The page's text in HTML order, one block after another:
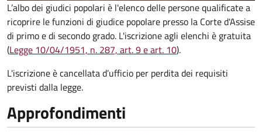
L’albo dei giudici popolari è l'elenco delle persone qualificate a
ricoprire le funzioni di giudice popolare presso la Corte d'Assise
di primo e di secondo grado. L'iscrizione agli elenchi è gratuita
(Legge 10/04/1951, n. 287, art. 9 e art. 10).
L'iscrizione è cancellata d’ufficio per perdita dei requisiti
previsti dalla legge.
Approfondimenti